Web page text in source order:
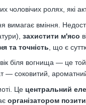
ролях, які
вимагає вміння.
захистити м'ясо
та точність , що є
біля вогнища — це
— соковитий,
Це центральний
організатором